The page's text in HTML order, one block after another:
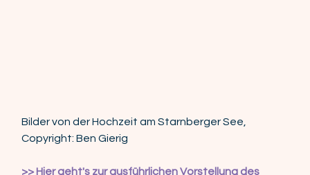
Bilder von der Hochzeit am Starnberger See,
Copyright: Ben Gierig
>> Hier geht's zur ausführlichen Vorstellung des